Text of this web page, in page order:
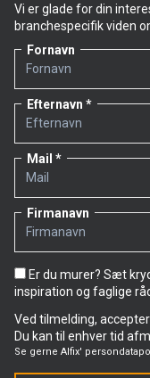
Vi er glade for din
branchespecifik viden
Fornavn
Efternavn
Mail
Firmanavn
Er du murer? Sæt
inspiration og faglige
Ved tilmelding,
Du kan til enhver tid
Se gerne Alfix'